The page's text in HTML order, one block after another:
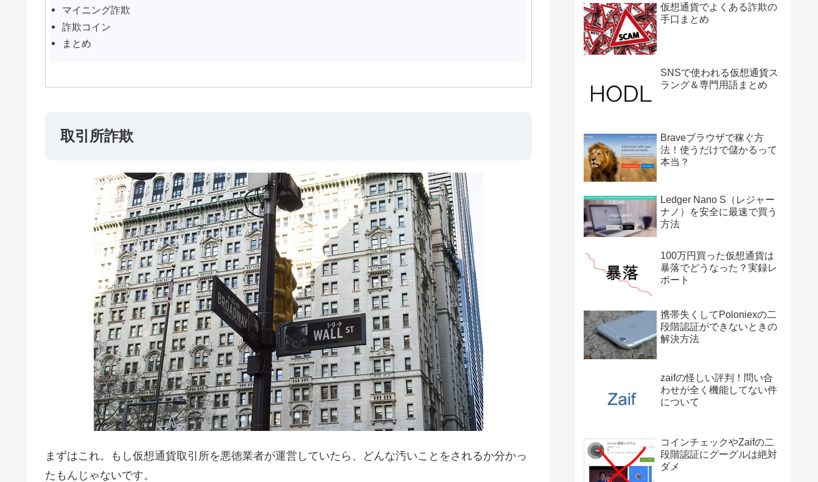
マイニング詐欺
詐欺コイン
まとめ
取引所詐欺
まずはこれ。もし仮想通貨取引所を悪徳業者が運営していたら、どんな汚いことをされるか分かっ
たもんじゃないです。
仮想通貨でよくある詐欺の
手口まとめ
SNSで使われる仮想通貨ス
ラング＆専門用語まとめ
Braveブラウザで稼ぐ方
法！使うだけで儲かるって
本当？
Ledger Nano S（レジャー
ナノ）を安全に最速で買う
方法
100万円買った仮想通貨は
暴落でどうなった？実録レ
ポート
携帯失くしてPoloniexの二
段階認証ができないときの
解決方法
zaifの怪しい評判！問い合
わせが全く機能してない件
について
コインチェックやZaifの二
段階認証にグーグルは絶対
ダメ